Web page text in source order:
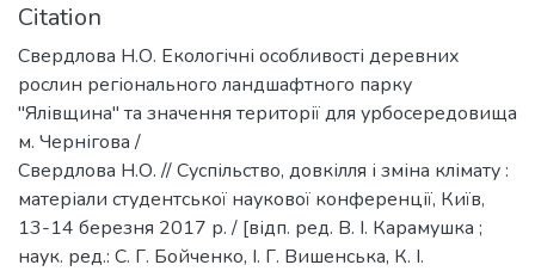
Citation
Свердлова Н.О. Екологічні особливості деревних
рослин регіонального ландшафтного парку
"Ялівщина" та значення території для урбосередовища
м. Чернігова /
Свердлова Н.О. // Суспільство, довкілля і зміна клімату :
матеріали студентської наукової конференції, Київ,
13-14 березня 2017 р. / [відп. ред. В. І. Карамушка ;
наук. ред.: С. Г. Бойченко, І. Г. Вишенська, К. І.